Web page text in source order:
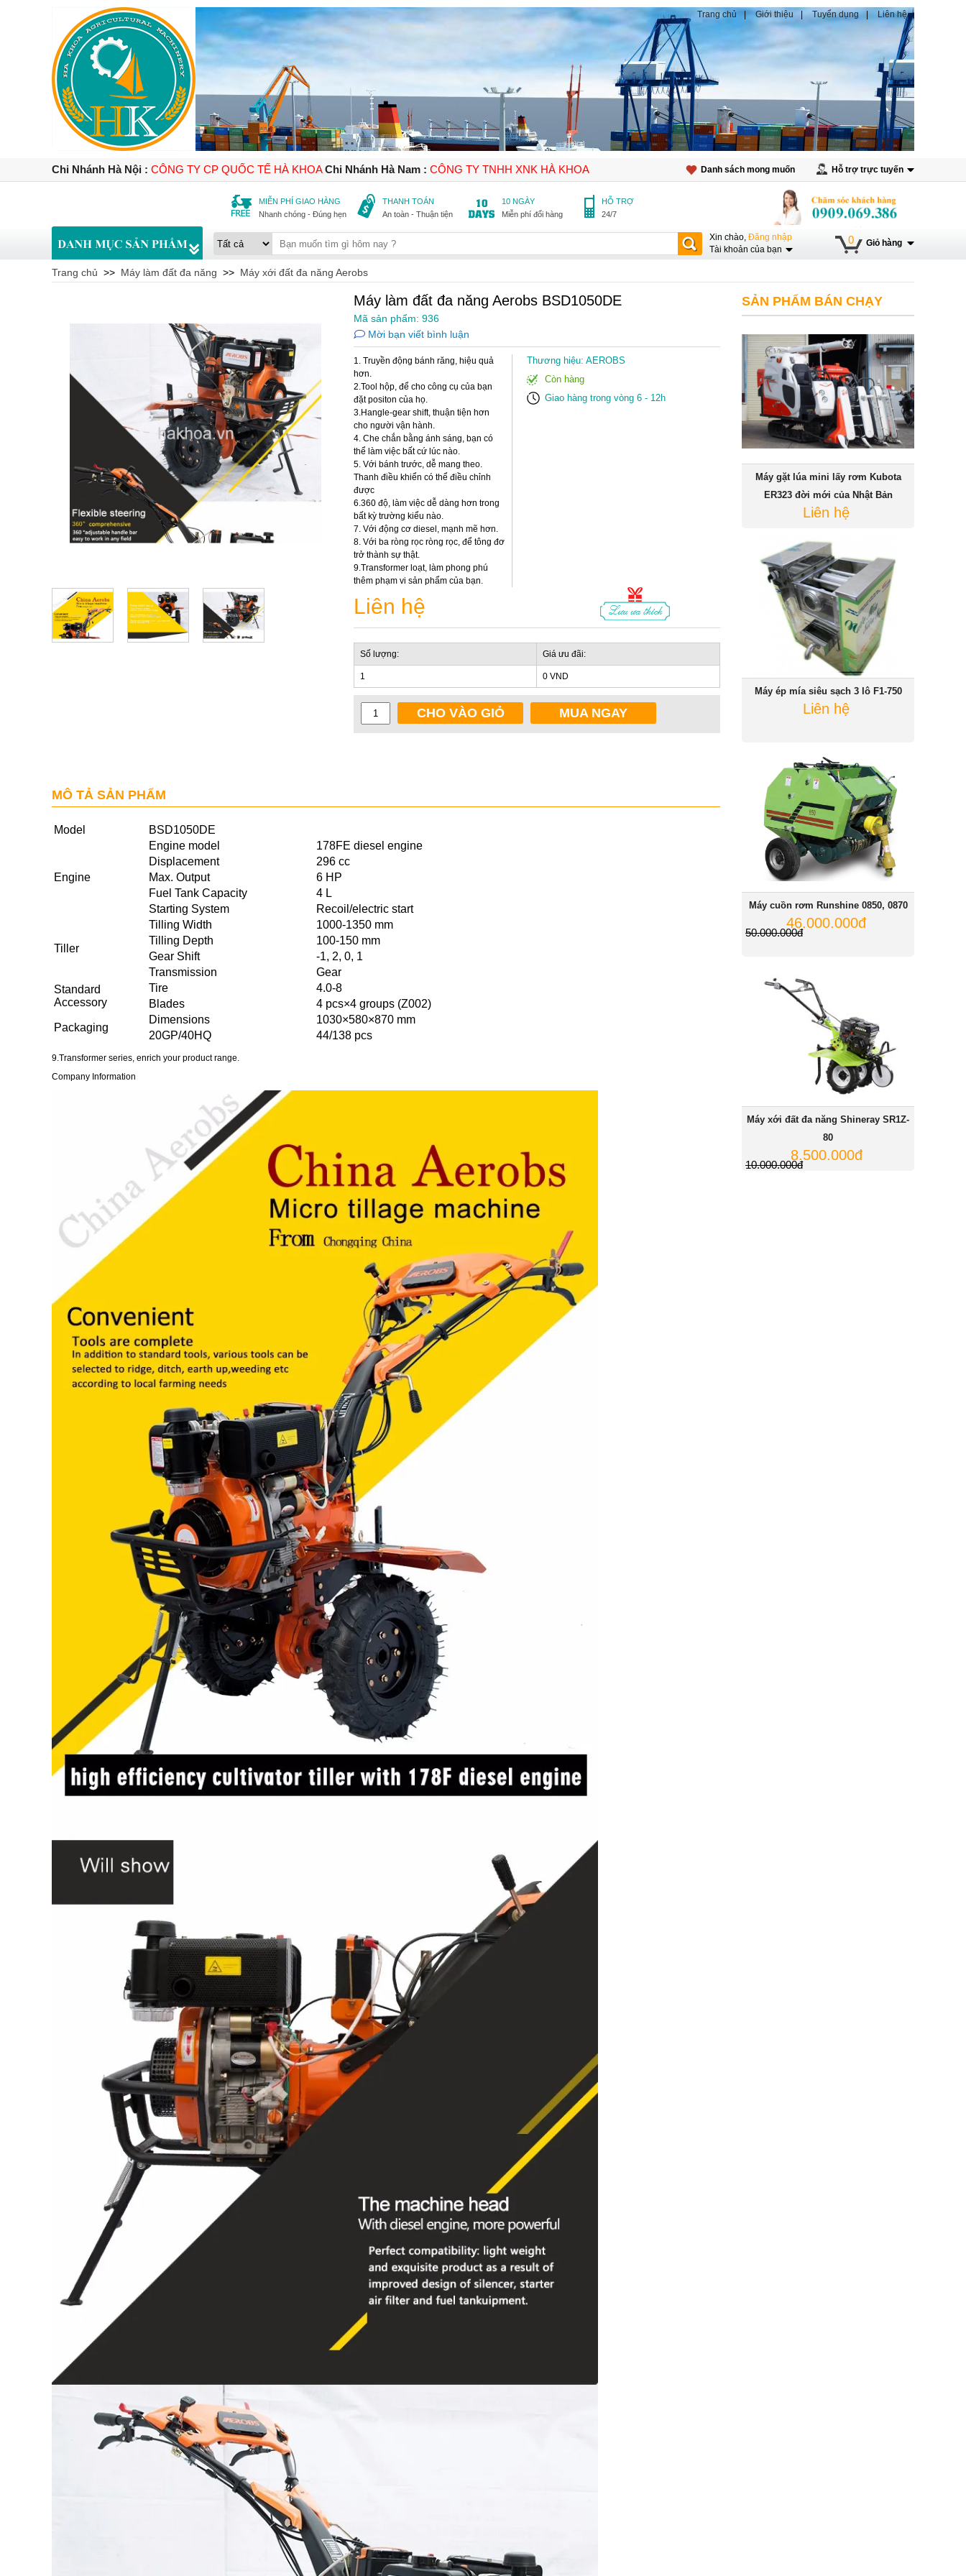
Trang chủ Giới thiệu Tuyển dụng Liên hệ
Chi Nhánh Hà Nội : CÔNG TY CP QUỐC TẾ HÀ KHOAChi Nhánh Hà Nam : CÔNG TY TNHH XNK HÀ KHOA Hỗ trợ trực tuyến
Danh sách mong muốn
MIỄN PHÍ GIAO HÀNG
Nhanh chóng - Đúng hẹn
THANH TOÁN
An toàn - Thuận tiện
10 NGÀY
Miễn phí đổi hàng
HỖ TRỢ
24/7
0 Giỏ hàng
Xin chào, Đăng nhập
Tài khoản của bạn
Trang chủ >> Máy làm đất đa năng >> Máy xới đất đa năng Aerobs
Máy làm đất đa năng Aerobs BSD1050DE
Mã sản phẩm: 936
Mời bạn viết bình luận
1. Truyền động bánh răng, hiệu quả
hơn.
2.Tool hộp, để cho công cụ của bạn
đặt positon của họ.
3.Hangle-gear shift, thuận tiện hơn
cho người vận hành.
4. Che chắn bằng ánh sáng, bạn có
thể làm việc bất cứ lúc nào.
5. Với bánh trước, dễ mang theo.
Thanh điều khiển có thể điều chỉnh
được
6.360 độ, làm việc dễ dàng hơn trong
bất kỳ trường kiểu nào.
7. Với động cơ diesel, mạnh mẽ hơn.
8. Với ba ròng rọc ròng rọc, để tông đơ
trở thành sự thật.
9.Transformer loạt, làm phong phú
thêm phạm vi sản phẩm của bạn.
Thương hiệu: AEROBS
Còn hàng
Giao hàng trong vòng 6 - 12h
Liên hệ
Số lượng: Giá ưu đãi:
1 0 VND
CHO VÀO GIỎ MUA NGAY
MÔ TẢ SẢN PHẨM
Model BSD1050DE
Engine
Engine model
178FE diesel engine
Displacement
296 cc
Max. Output
6 HP
Fuel Tank Capacity
4 L
Starting System
Recoil/electric start
Tiller
Tilling Width
1000-1350 mm
Tilling Depth
100-150 mm
Gear Shift
-1, 2, 0, 1
Transmission
Gear
Standard
Accessory
Tire
4.0-8
Blades
4 pcs×4 groups (Z002)
Packaging
Dimensions
1030×580×870 mm
20GP/40HQ
44/138 pcs
9.Transformer series, enrich your product range.
Company Information
SẢN PHẨM BÁN CHẠY
Máy gặt lúa mini lấy rơm Kubota
ER323 đời mới của Nhật Bản
Liên hệ
Máy ép mía siêu sạch 3 lô F1-750
Liên hệ
Máy cuồn rơm Runshine 0850, 0870
46.000.000đ
50.000.000đ
Máy xới đất đa năng Shineray SR1Z-
80
8.500.000đ
10.000.000đ